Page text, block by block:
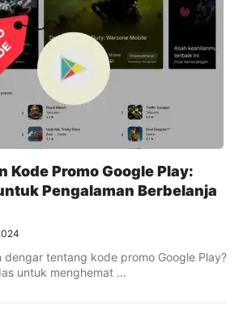
Kode Promo Google Play:
Pengalaman Berbelanja
dengar tentang kode promo Google Play?
untuk menghemat ...